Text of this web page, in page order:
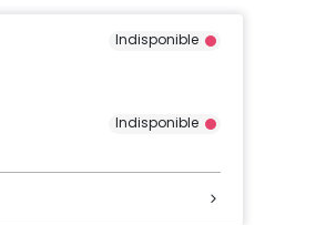
Indisponible
Indisponible